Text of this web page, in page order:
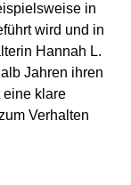
in
wird und in
Hannah L.
Jahren ihren
eine klare
Verhalten